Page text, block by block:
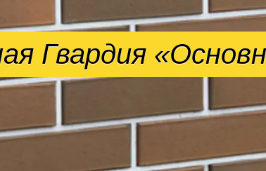
Гвардия